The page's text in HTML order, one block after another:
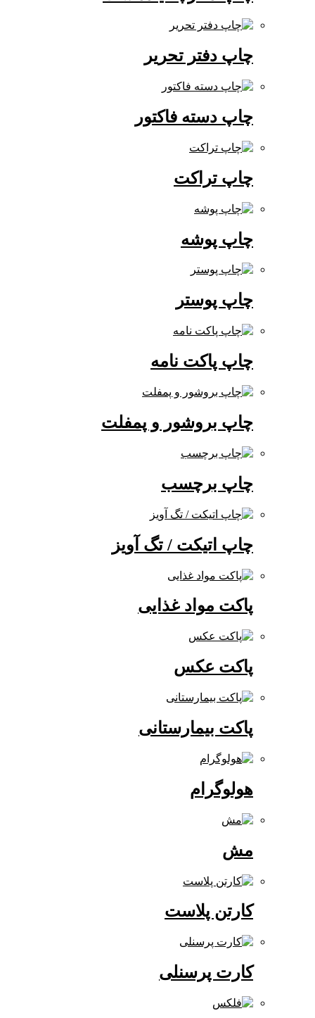
چاپ دفتر تحریر
چاپ دسته فاکتور
چاپ تراکت
چاپ پوشه
چاپ پوستر
چاپ پاکت نامه
چاپ بروشور و پمفلت
چاپ برچسب
چاپ اتیکت / تگ آویز
پاکت مواد غذایی
پاکت عکس
پاکت بیمارستانی
هولوگرام
کارتن پلاست
کارت پرسنلی